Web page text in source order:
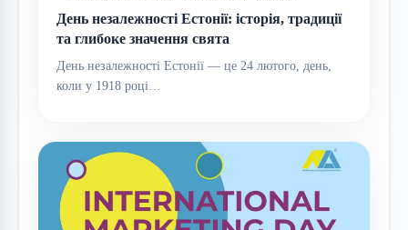
День незалежності Естонії: історія, традиції
та глибоке значення свята
День незалежності Естонії — це 24 лютого, день,
коли у 1918 році…